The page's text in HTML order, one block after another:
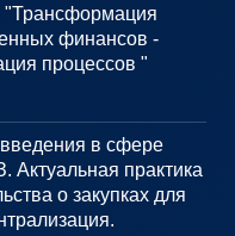
"Трансформация
финансов -
процессов "
в сфере
Актуальная практика
о закупках для